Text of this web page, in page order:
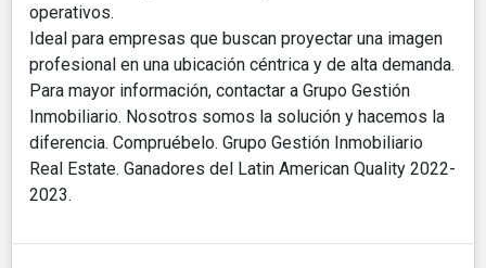
operativos.
Ideal para empresas que buscan proyectar una imagen
profesional en una ubicación céntrica y de alta demanda.
Para mayor información, contactar a Grupo Gestión
Inmobiliario. Nosotros somos la solución y hacemos la
diferencia. Compruébelo. Grupo Gestión Inmobiliario
Real Estate. Ganadores del Latin American Quality 2022-
2023.